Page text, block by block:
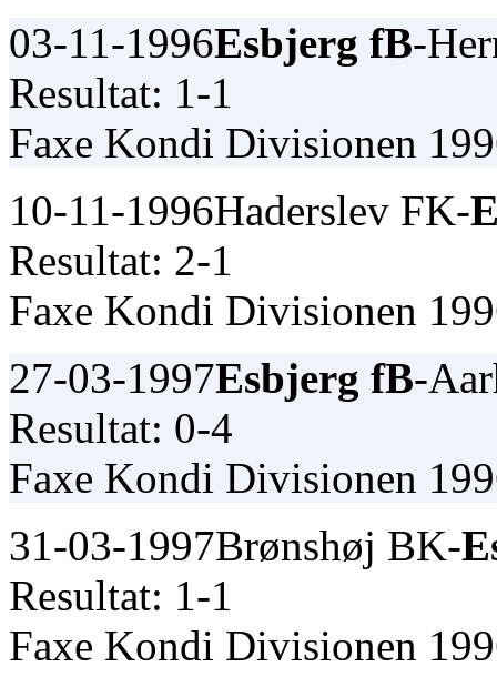
03-11-1996Esbjerg fB-
Resultat: 1-1
Faxe Kondi Divisionen
10-11-1996Haderslev FK-
Resultat: 2-1
Faxe Kondi Divisionen
27-03-1997Esbjerg fB-
Resultat: 0-4
Faxe Kondi Divisionen
31-03-1997Brønshøj BK-
Resultat: 1-1
Faxe Kondi Divisionen